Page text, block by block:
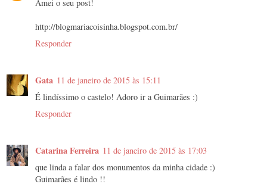
Amei o seu post!
http://blogmariacoisinha.blogspot.com.br/
Responder
Gata 11 de janeiro de 2015 às 15:11
É lindíssimo o castelo! Adoro ir a Guimarães :)
Responder
Catarina Ferreira 11 de janeiro de 2015 às 17:03
que linda a falar dos monumentos da minha cidade :)
Guimarães é lindo !!